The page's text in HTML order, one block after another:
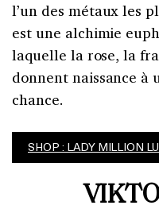
l’un des métaux les
est une alchimie
laquelle la rose, la
donnent naissance à
chance.
SHOP : LADY MILLION